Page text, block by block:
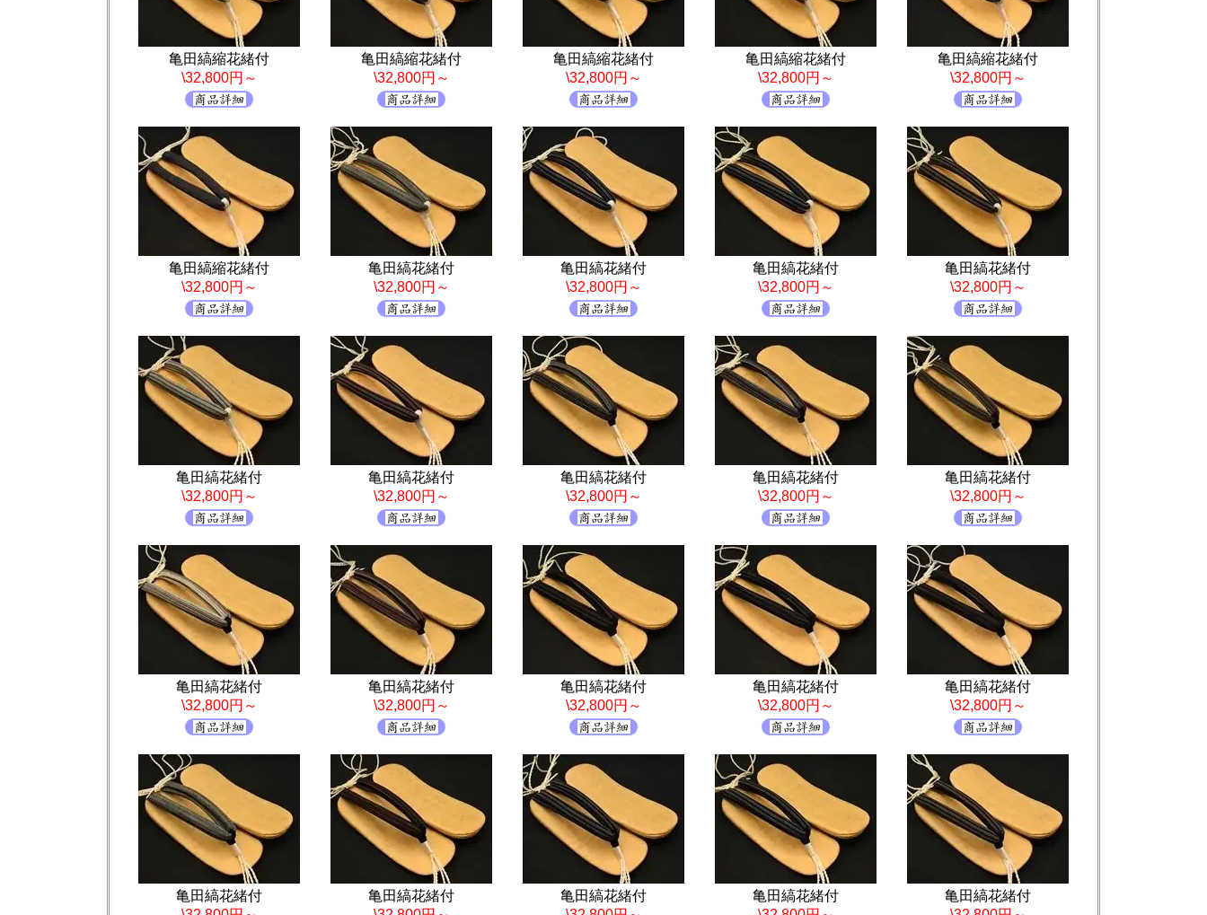
亀田縞縮花緒付
\32,800円～
亀田縞縮花緒付
\32,800円～
亀田縞縮花緒付
\32,800円～
亀田縞縮花緒付
\32,800円～
亀田縞縮花緒付
\32,800円～
亀田縞縮花緒付
\32,800円～
亀田縞花緒付
\32,800円～
亀田縞花緒付
\32,800円～
亀田縞花緒付
\32,800円～
亀田縞花緒付
\32,800円～
亀田縞花緒付
\32,800円～
亀田縞花緒付
\32,800円～
亀田縞花緒付
\32,800円～
亀田縞花緒付
\32,800円～
亀田縞花緒付
\32,800円～
亀田縞花緒付
\32,800円～
亀田縞花緒付
\32,800円～
亀田縞花緒付
\32,800円～
亀田縞花緒付
\32,800円～
亀田縞花緒付
\32,800円～
亀田縞花緒付
亀田縞花緒付
亀田縞花緒付
亀田縞花緒付
亀田縞花緒付